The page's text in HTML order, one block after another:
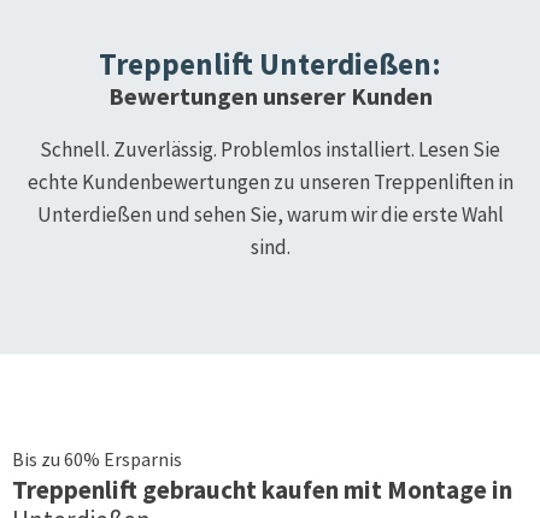
Treppenlift Unterdießen:
Bewertungen unserer Kunden
Schnell. Zuverlässig. Problemlos installiert. Lesen Sie
echte Kundenbewertungen zu unseren Treppenliften in
Unterdießen und sehen Sie, warum wir die erste Wahl
sind.
Bis zu 60% Ersparnis
Treppenliftgebraucht kaufen mit Montage in